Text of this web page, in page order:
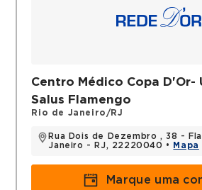
Membro European Society
Membro International
Título De Especialista Em
Centro Médico Copa D'Or-
Salus Flamengo
Rio de Janeiro/RJ
Rua Dois de Dezembro , 38 -
Janeiro - RJ, 22220040 •
Mapa
Marque uma